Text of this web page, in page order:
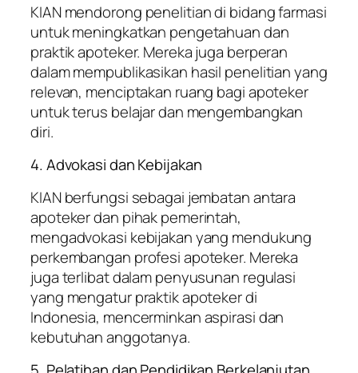
KIAN mendorong penelitian di bidang farmasi
untuk meningkatkan pengetahuan dan
praktik apoteker. Mereka juga berperan
dalam mempublikasikan hasil penelitian yang
relevan, menciptakan ruang bagi apoteker
untuk terus belajar dan mengembangkan
diri.
4. Advokasi dan Kebijakan
KIAN berfungsi sebagai jembatan antara
apoteker dan pihak pemerintah,
mengadvokasi kebijakan yang mendukung
perkembangan profesi apoteker. Mereka
juga terlibat dalam penyusunan regulasi
yang mengatur praktik apoteker di
Indonesia, mencerminkan aspirasi dan
kebutuhan anggotanya.